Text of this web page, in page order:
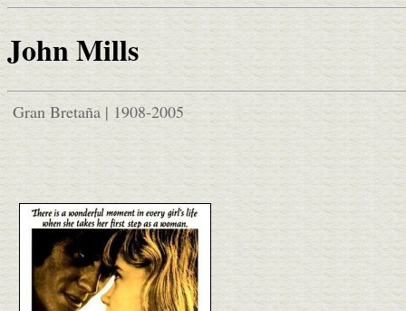
John Mills
Gran Bretaña | 1908-2005